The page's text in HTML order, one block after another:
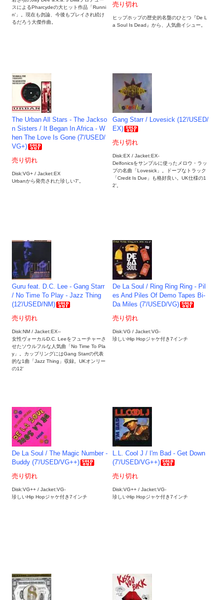
スによるPharcydeの大ヒット作品「Runni
n'」。現在も勿論、今後もプレイされ続け
るだろう大傑作曲。
売り切れ
ヒップホップの歴史的名盤のひとつ『De L
a Soul Is Dead』から、人気曲イシュー。
The Urban All Stars - The Jackso
n Sisters / It Began In Africa - W
hen The Love Is Gone (7'/USED/
VG+)
売り切れ
Disk:VG+ / Jacket:EX
Urbanから発売された珍しい7'。
Gang Starr / Lovesick (12'/USED/
EX)
売り切れ
Disk:EX / Jacket:EX-
Delfonicsをサンプルに使ったメロウ・ラッ
プの名曲「Lovesick」。ドープなトラック
「Credit Is Due」も格好良い。UK仕様の1
2'。
Guru feat. D.C. Lee - Gang Starr
/ No Time To Play - Jazz Thing
(12'/USED/NM)
売り切れ
Disk:NM / Jacket:EX--
女性ヴォーカルD.C. Leeをフューチャーさ
せたソウルフルな人気曲「No Time To Pla
y」。カップリングにはGang Starrの代表
的な1曲「Jazz Thing」収録。UKオンリー
の12'
De La Soul / Ring Ring Ring - Pil
es And Piles Of Demo Tapes Bi-
Da Miles (7'/USED/VG)
売り切れ
Disk:VG / Jacket:VG-
珍しいHip Hopジャケ付き7インチ
De La Soul / The Magic Number -
Buddy (7'/USED/VG++)
売り切れ
Disk:VG++ / Jacket:VG-
珍しいHip Hopジャケ付き7インチ
L.L. Cool J / I'm Bad - Get Down
(7'/USED/VG++)
売り切れ
Disk:VG++ / Jacket:VG-
珍しいHip Hopジャケ付き7インチ